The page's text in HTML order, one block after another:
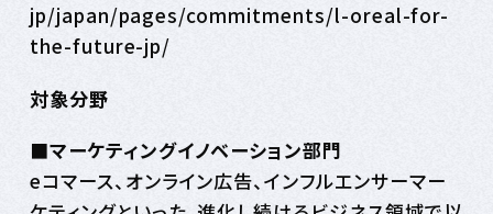
jp/japan/pages/commitments/l-oreal-for-
the-future-jp/
対象分野
■マーケティングイノベーション部門
eコマース、オンライン広告、インフルエンサーマー